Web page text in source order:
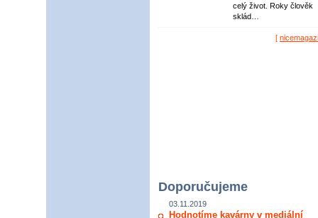
celý život. Roky člověk
sklád…
[
Doporučujeme
03.11.2019
Hodnotíme kavárny v mediální